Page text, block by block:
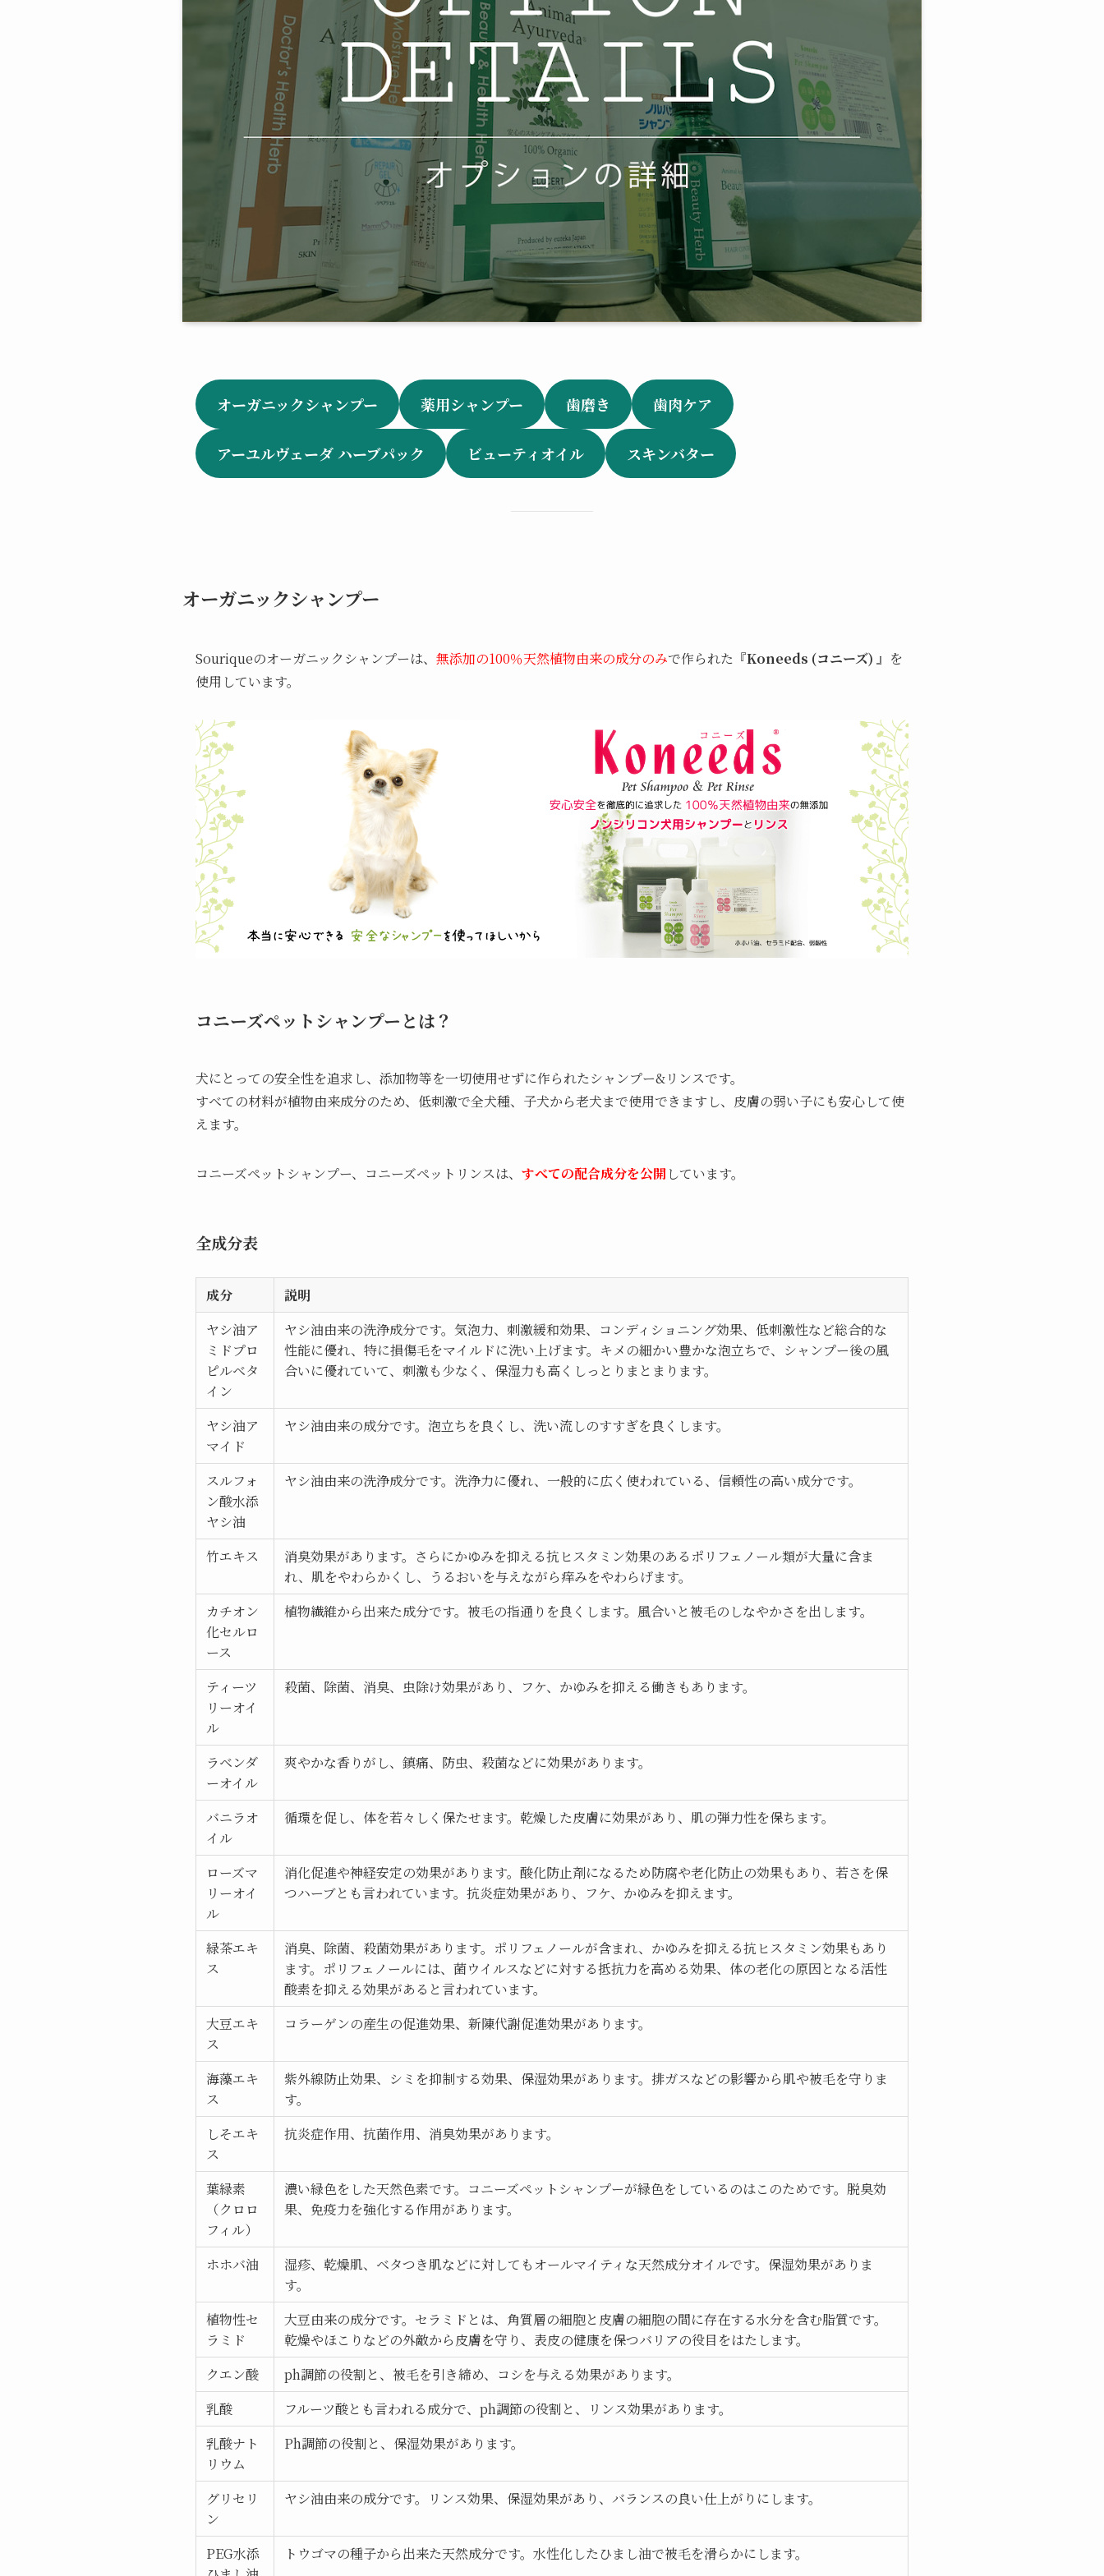
オーガニックシャンプー 薬用シャンプー 歯磨き 歯肉ケア
アーユルヴェーダ ハーブパック ビューティオイル スキンバター
オーガニックシャンプー
Souriqueのオーガニックシャンプーは、 無添加の100％天然植物由来の成分のみで作られた『Koneeds (コニーズ) 』を
使用しています。
コニーズペットシャンプーとは？
犬にとっての安全性を追求し、添加物等を一切使用せずに作られたシャンプー&リンスです。
すべての材料が植物由来成分のため、低刺激で全犬種、子犬から老犬まで使用できますし、皮膚の弱い子にも安心して使
えます。
コニーズペットシャンプー、コニーズペットリンスは、 すべての配合成分を公開しています。
全成分表
成分
説明
ヤシ油ア
ミドプロ
ピルベタ
イン
ヤシ油由来の洗浄成分です。気泡力、刺激緩和効果、コンディショニング効果、低刺激性など総合的な
性能に優れ、特に損傷毛をマイルドに洗い上げます。キメの細かい豊かな泡立ちで、シャンプー後の風
合いに優れていて、刺激も少なく、保湿力も高くしっとりまとまります。
ヤシ油ア
マイド
ヤシ油由来の成分です。泡立ちを良くし、洗い流しのすすぎを良くします。
スルフォ
ン酸水添
ヤシ油
ヤシ油由来の洗浄成分です。洗浄力に優れ、一般的に広く使われている、信頼性の高い成分です。
竹エキス
消臭効果があります。さらにかゆみを抑える抗ヒスタミン効果のあるポリフェノール類が大量に含ま
れ、肌をやわらかくし、うるおいを与えながら痒みをやわらげます。
カチオン
化セルロ
ース
植物繊維から出来た成分です。被毛の指通りを良くします。風合いと被毛のしなやかさを出します。
ティーツ
リーオイ
ル
殺菌、除菌、消臭、虫除け効果があり、フケ、かゆみを抑える働きもあります。
ラベンダ
ーオイル
爽やかな香りがし、鎮痛、防虫、殺菌などに効果があります。
バニラオ
イル
循環を促し、体を若々しく保たせます。乾燥した皮膚に効果があり、肌の弾力性を保ちます。
ローズマ
リーオイ
ル
消化促進や神経安定の効果があります。酸化防止剤になるため防腐や老化防止の効果もあり、若さを保
つハーブとも言われています。抗炎症効果があり、フケ、かゆみを抑えます。
緑茶エキ
ス
消臭、除菌、殺菌効果があります。ポリフェノールが含まれ、かゆみを抑える抗ヒスタミン効果もあり
ます。ポリフェノールには、菌ウイルスなどに対する抵抗力を高める効果、体の老化の原因となる活性
酸素を抑える効果があると言われています。
大豆エキ
ス
コラーゲンの産生の促進効果、新陳代謝促進効果があります。
海藻エキ
ス
紫外線防止効果、シミを抑制する効果、保湿効果があります。排ガスなどの影響から肌や被毛を守りま
す。
しそエキ
ス
抗炎症作用、抗菌作用、消臭効果があります。
葉緑素
（クロロ
フィル）
濃い緑色をした天然色素です。コニーズペットシャンプーが緑色をしているのはこのためです。脱臭効
果、免疫力を強化する作用があります。
ホホバ油
湿疹、乾燥肌、ベタつき肌などに対してもオールマイティな天然成分オイルです。保湿効果がありま
す。
植物性セ
ラミド
大豆由来の成分です。セラミドとは、角質層の細胞と皮膚の細胞の間に存在する水分を含む脂質です。
乾燥やほこりなどの外敵から皮膚を守り、表皮の健康を保つバリアの役目をはたします。
クエン酸
ph調節の役割と、被毛を引き締め、コシを与える効果があります。
乳酸
フルーツ酸とも言われる成分で、ph調節の役割と、リンス効果があります。
乳酸ナト
リウム
Ph調節の役割と、保湿効果があります。
グリセリ
ン
ヤシ油由来の成分です。リンス効果、保湿効果があり、バランスの良い仕上がりにします。
PEG水添
トウゴマの種子から出来た天然成分です。水性化したひまし油で被毛を滑らかにします。